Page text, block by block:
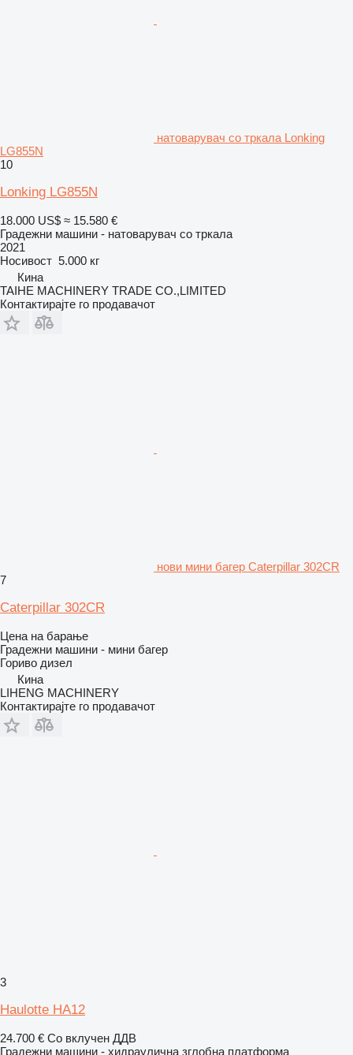
натоварувач со тркала Lonking
LG855N
10
Lonking LG855N
18.000 US$ ≈ 15.580 €
Градежни машини - натоварувач со тркала
2021
Носивост 5.000 кг
Кина
TAIHE MACHINERY TRADE CO.,LIMITED
Контактирајте го продавачот
нови мини багер Caterpillar 302CR
7
Caterpillar 302CR
Цена на барање
Градежни машини - мини багер
Гориво дизел
Кина
LIHENG MACHINERY
Контактирајте го продавачот
3
Haulotte HA12
24.700 € Со вклучен ДДВ
Градежни машини - хидраулична зглобна платформа